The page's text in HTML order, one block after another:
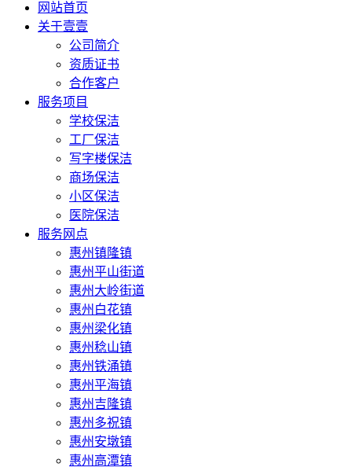
网站首页
关于壹壹
公司简介
资质证书
合作客户
服务项目
学校保洁
工厂保洁
写字楼保洁
商场保洁
小区保洁
医院保洁
服务网点
惠州镇隆镇
惠州平山街道
惠州大岭街道
惠州白花镇
惠州梁化镇
惠州稔山镇
惠州铁涌镇
惠州平海镇
惠州吉隆镇
惠州多祝镇
惠州安墩镇
惠州高潭镇